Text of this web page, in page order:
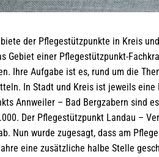
der Pflegestützpunkte in Kreis
Gebiet einer Pflegestützpunkt-
Ihre Aufgabe ist es, rund um die
In Stadt und Kreis ist jeweils
Annweiler – Bad Bergzabern sind
Der Pflegestützpunkt Landau –
Nun wurde zugesagt, dass am
eine zusätzliche halbe Stelle